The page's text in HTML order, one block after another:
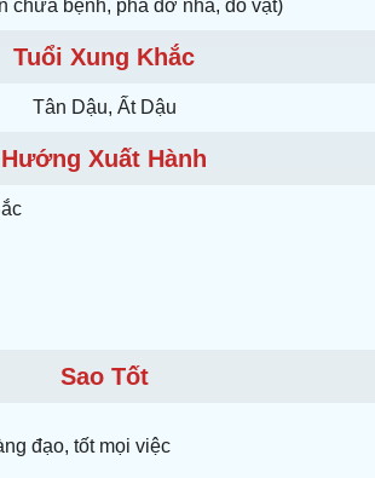
chữa bệnh, phá dỡ nhà, đồ vật)
Tuổi Xung Khắc
Tân Dậu, Ất Dậu
Hướng Xuất Hành
Sao Tốt
đạo, tốt mọi việc